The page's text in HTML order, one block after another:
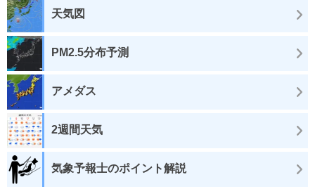
天気図
PM2.5分布予測
アメダス
2週間天気
気象予報士のポイント解説